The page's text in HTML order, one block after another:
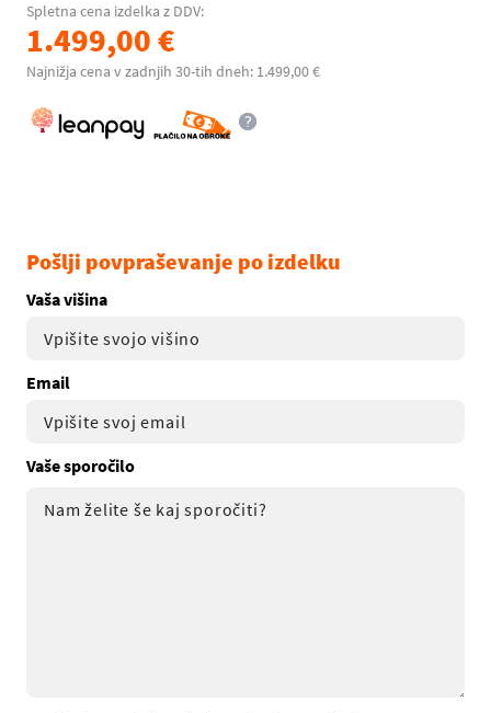
Spletna cena izdelka z DDV:
1.499,00 €
Najnižja cena v zadnjih 30-tih dneh: 1.499,00 €
Pošlji povpraševanje po izdelku
Vaša višina
Email
Vaše sporočilo